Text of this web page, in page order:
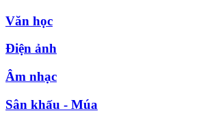
Văn học
Điện ảnh
Âm nhạc
Sân khấu - Múa